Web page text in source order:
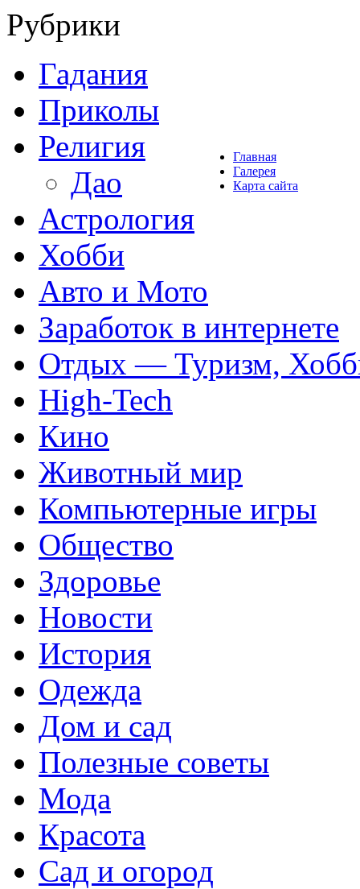
Главная
Галерея
Карта сайта
Рубрики
Гадания
Приколы
Религия
Дао
Астрология
Хобби
Авто и Мото
Заработок в интернете
Отдых — Туризм,
High-Tech
Кино
Животный мир
Компьютерные игры
Общество
Здоровье
Новости
История
Одежда
Дом и сад
Полезные советы
Мода
Красота
Сад и огород